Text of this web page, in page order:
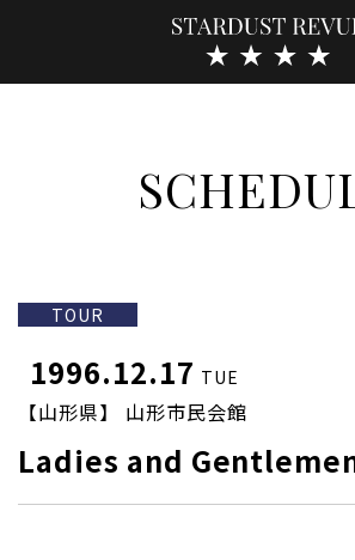
TOUR
1996.12.17 TUE
【山形県】 山形市民会館
Ladies and